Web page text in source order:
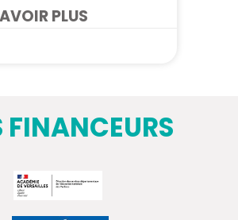
PLUS
FINANCEURS